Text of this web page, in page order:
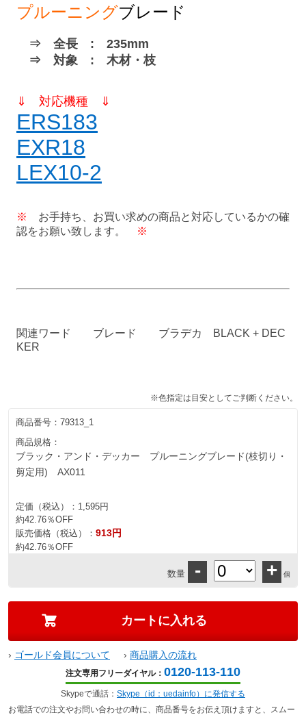
プルーニングブレード
⇒ 全長 : 235mm
⇒ 対象 : 木材・枝
⇓ 対応機種 ⇓
ERS183
EXR18
LEX10-2
※
お手持ち、お買い求めの商品と対応しているかの確
認をお願い致します。
※
関連ワード ブレード ブラデカ BLACK + DEC
KER
※色指定は目安としてご判断ください。
商品番号： 79313_1
商品規格：
ブラック・アンド・デッカー プルーニングブレード(枝切り・
剪定用) AX011
定価（税込）： 1,595円
約42.76％OFF
販売価格（税込）： 913円
約42.76％OFF
数量 - + 個
› ゴールド会員について › 商品購入の流れ
注文専用フリーダイヤル： 0120-113-110
Skypeで通話： Skype（id：uedainfo）に発信する
お電話での注文やお問い合わせの時に、商品番号をお伝え頂けますと、スムー